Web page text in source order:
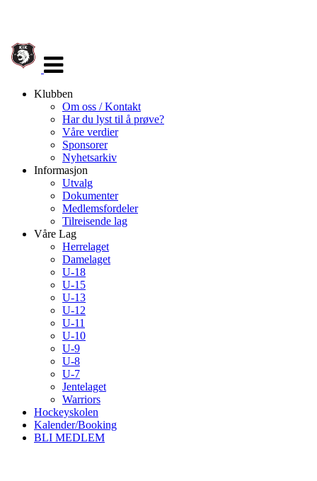
navigasjon
Klubben
Om oss / Kontakt
Har du lyst til å prøve?
Våre verdier
Sponsorer
Nyhetsarkiv
Informasjon
Utvalg
Dokumenter
Medlemsfordeler
Tilreisende lag
Våre Lag
Herrelaget
Damelaget
U-18
U-15
U-13
U-12
U-11
U-10
U-9
U-8
U-7
Jentelaget
Warriors
Hockeyskolen
Kalender/Booking
BLI MEDLEM